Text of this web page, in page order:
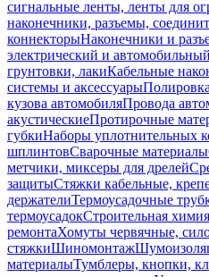
сигнальные ленты, ленты для
наконечники, разъемы,
коннекторыНаконечники и
электрический и
грунтовки, лакиКабельные
системы и аксессуары
кузова автомобиляПровода
акустическиеПротирочные
губкиНаборы уплотнительных
шплинтовСварочные материалы
метчики, миксеры для дрелей
защитыСтяжки кабельные,
держателиТермоусадочные
термоусадокСтроительная
ремонтаХомуты червячные,
стяжкиШиномонтаж
материалыТумблеры, кнопки,